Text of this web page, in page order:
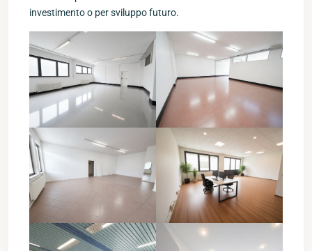
investimento o per sviluppo futuro.